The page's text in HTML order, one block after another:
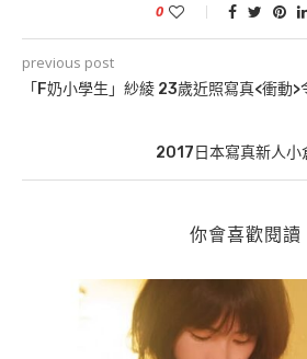
0
previous post
「F奶小學生」紗綾 23歲近照寫真<衝動
2017日本寫真新人小
你會喜歡閱讀